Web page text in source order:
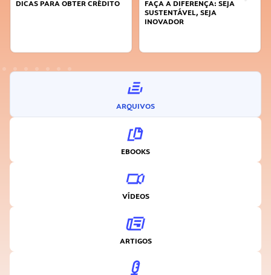
DICAS PARA OBTER CRÉDITO
FAÇA A DIFERENÇA: SEJA
SUSTENTÁVEL, SEJA
INOVADOR
ARQUIVOS
EBOOKS
VÍDEOS
ARTIGOS